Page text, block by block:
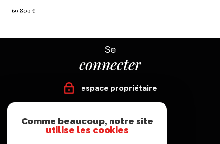
69 800 €
Se
connecter
espace propriétaire
suivre
Comme beaucoup, notre site
utilise les cookies